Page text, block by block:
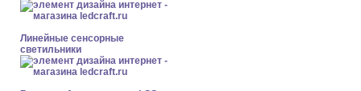
Линейные сенсорные
светильники